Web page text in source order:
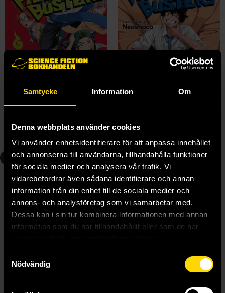
Samtycke Information Om
Denna webbplats använder cookies
Vi använder enhetsidentifierare för att anpassa innehållet
och annonserna till användarna, tillhandahålla funktioner
för sociala medier och analysera vår trafik. Vi
vidarebefordrar även sådana identifierare och annan
information från din enhet till de sociala medier och
annons- och analysföretag som vi samarbetar med.
Dessa kan i sin tur kombinera informationen med annan
information som du har tillhandahållit eller som de har
Nödvändig
Neoshoco
139 kr
Beställ
Neoshoco
139 kr
4